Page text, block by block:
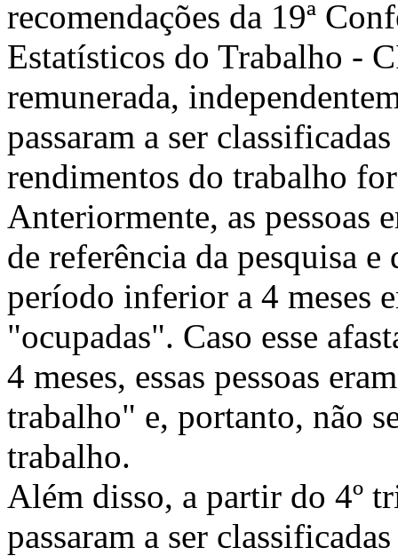
recomendações da 19ª
Estatísticos do Trabalho -
remunerada,
passaram a ser
rendimentos do trabalho
Anteriormente, as pessoas
de referência da pesquisa e
período inferior a 4 meses
"ocupadas". Caso esse
4 meses, essas pessoas
trabalho" e, portanto, não
trabalho.
Além disso, a partir do 4º
passaram a ser